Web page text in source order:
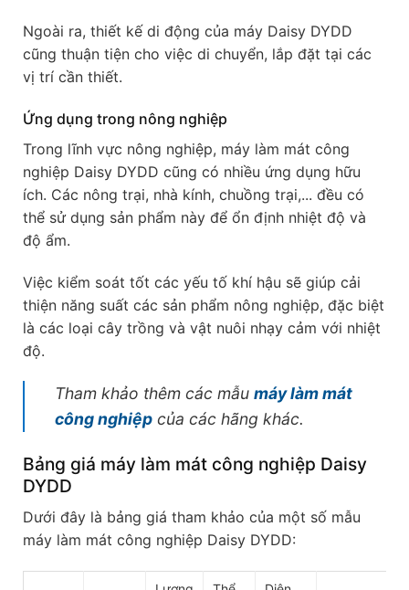
Ngoài ra, thiết kế di động của máy Daisy DYDD
cũng thuận tiện cho việc di chuyển, lắp đặt tại các
vị trí cần thiết.
Ứng dụng trong nông nghiệp
Trong lĩnh vực nông nghiệp, máy làm mát công
nghiệp Daisy DYDD cũng có nhiều ứng dụng hữu
ích. Các nông trại, nhà kính, chuồng trại,... đều có
thể sử dụng sản phẩm này để ổn định nhiệt độ và
độ ẩm.
Việc kiểm soát tốt các yếu tố khí hậu sẽ giúp cải
thiện năng suất các sản phẩm nông nghiệp, đặc biệt
là các loại cây trồng và vật nuôi nhạy cảm với nhiệt
độ.
Tham khảo thêm các mẫu máy làm mát
công nghiệp của các hãng khác.
Bảng giá máy làm mát công nghiệp Daisy
DYDD
Dưới đây là bảng giá tham khảo của một số mẫu
máy làm mát công nghiệp Daisy DYDD: